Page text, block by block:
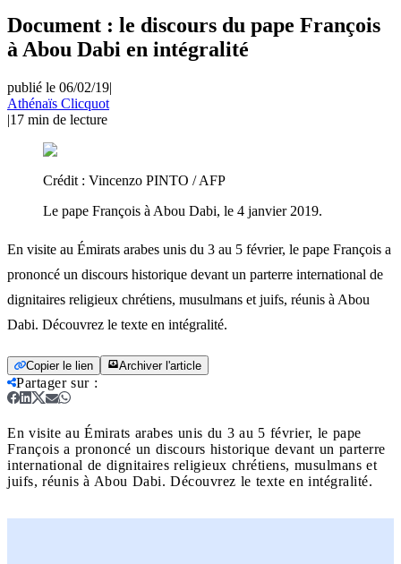
Document : le discours du pape François
à Abou Dabi en intégralité
publié le 06/02/19|
Athénaïs Clicquot
|17 min de lecture
Crédit : Vincenzo PINTO / AFP
Le pape François à Abou Dabi, le 4 janvier 2019.
En visite au Émirats arabes unis du 3 au 5 février, le pape François a
prononcé un discours historique devant un parterre international de
dignitaires religieux chrétiens, musulmans et juifs, réunis à Abou
Dabi. Découvrez le texte en intégralité.
Copier le lien Archiver l'article
Partager sur:
En visite au Émirats arabes unis du 3 au 5 février, le pape
François a prononcé un discours historique devant un parterre
international de dignitaires religieux chrétiens, musulmans et
juifs, réunis à Abou Dabi. Découvrez le texte en intégralité.